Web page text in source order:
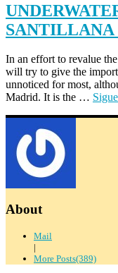
SANTILLANA
In an effort to revalue
will try to give the
unnoticed for most,
Madrid. It is the …
About
Mail
|
More Posts(389)